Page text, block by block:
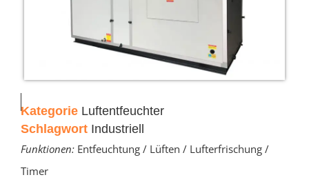
Kategorie Luftentfeuchter
Schlagwort Industriell
Funktionen: Entfeuchtung / Lüften / Lufterfrischung /
Timer